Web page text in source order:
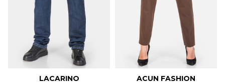
LACARINO ACUN FASHION